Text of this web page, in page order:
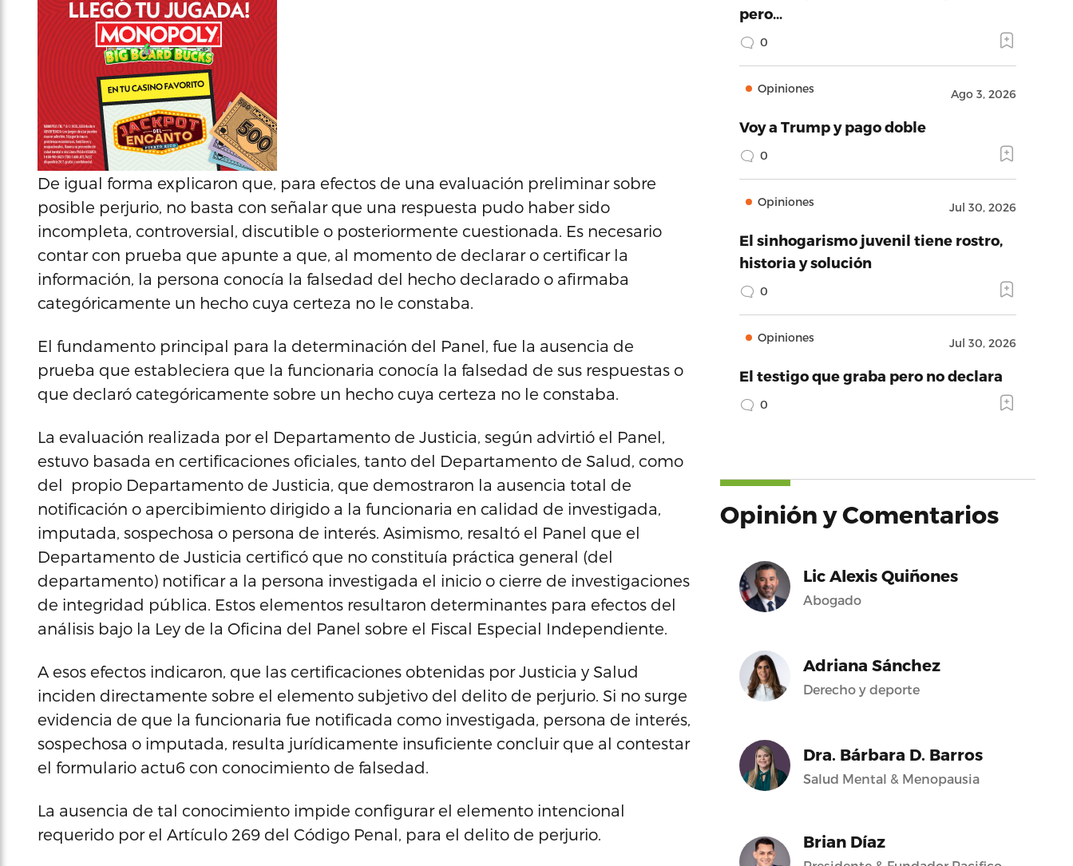
De igual forma explicaron que, para efectos de una evaluación preliminar sobre
posible perjurio, no basta con señalar que una respuesta pudo haber sido
incompleta, controversial, discutible o posteriormente cuestionada. Es necesario
contar con prueba que apunte a que, al momento de declarar o certificar la
información, la persona conocía la falsedad del hecho declarado o afirmaba
categóricamente un hecho cuya certeza no le constaba.
El fundamento principal para la determinación del Panel, fue la ausencia de
prueba que estableciera que la funcionaria conocía la falsedad de sus respuestas o
que declaró categóricamente sobre un hecho cuya certeza no le constaba.
La evaluación realizada por el Departamento de Justicia, según advirtió el Panel,
estuvo basada en certificaciones oficiales, tanto del Departamento de Salud, como
del propio Departamento de Justicia, que demostraron la ausencia total de
notificación o apercibimiento dirigido a la funcionaria en calidad de investigada,
imputada, sospechosa o persona de interés. Asimismo, resaltó el Panel que el
Departamento de Justicia certificó que no constituía práctica general (del
departamento) notificar a la persona investigada el inicio o cierre de investigaciones
de integridad pública. Estos elementos resultaron determinantes para efectos del
análisis bajo la Ley de la Oficina del Panel sobre el Fiscal Especial Independiente.
A esos efectos indicaron, que las certificaciones obtenidas por Justicia y Salud
inciden directamente sobre el elemento subjetivo del delito de perjurio. Si no surge
evidencia de que la funcionaria fue notificada como investigada, persona de interés,
sospechosa o imputada, resulta jurídicamente insuficiente concluir que al contestar
el formulario actu6 con conocimiento de falsedad.
La ausencia de tal conocimiento impide configurar el elemento intencional
requerido por el Artículo 269 del Código Penal, para el delito de perjurio.
pero…
0
Opiniones Ago 3, 2026
Voy a Trump y pago doble
0
Opiniones Jul 30, 2026
El sinhogarismo juvenil tiene rostro,
historia y solución
0
Opiniones Jul 30, 2026
El testigo que graba pero no declara
0
Opinión y Comentarios
Lic Alexis Quiñones
Abogado
Adriana Sánchez
Derecho y deporte
Dra. Bárbara D. Barros
Salud Mental & Menopausia
Brian Díaz